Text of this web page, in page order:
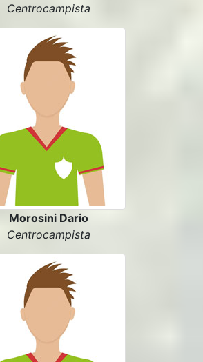
Centrocampista
Morosini Dario
Centrocampista